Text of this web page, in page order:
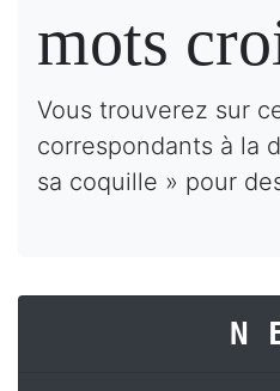
mots
Vous trouverez sur
correspondants à la
sa coquille » pour